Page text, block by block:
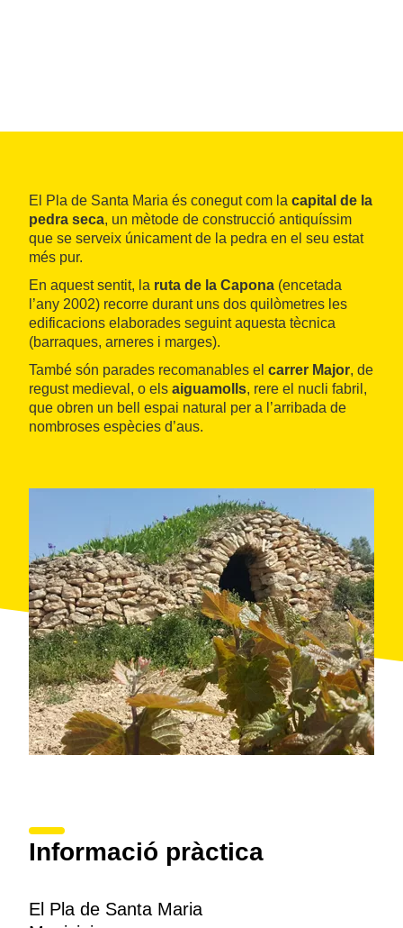
El Pla de Santa Maria és conegut com la capital de la
pedra seca, un mètode de construcció antiquíssim
que se serveix únicament de la pedra en el seu estat
més pur.
En aquest sentit, la ruta de la Capona (encetada
l’any 2002) recorre durant uns dos quilòmetres les
edificacions elaborades seguint aquesta tècnica
(barraques, arneres i marges).
També són parades recomanables el carrer Major, de
regust medieval, o els aiguamolls, rere el nucli fabril,
que obren un bell espai natural per a l’arribada de
nombroses espècies d’aus.
Informació pràctica
El Pla de Santa Maria